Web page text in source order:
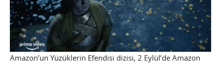
Amazon’un Yüzüklerin Efendisi dizisi, 2 Eylül’de Amazon